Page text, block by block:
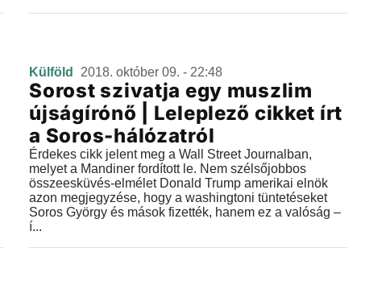
Külföld 2018. október 09. - 22:48
Sorost szivatja egy muszlim
újságírónő | Leleplező cikket írt
a Soros-hálózatról
Érdekes cikk jelent meg a Wall Street Journalban,
melyet a Mandiner fordított le. Nem szélsőjobbos
összeesküvés-elmélet Donald Trump amerikai elnök
azon megjegyzése, hogy a washingtoni tüntetéseket
Soros György és mások fizették, hanem ez a valóság –
í...